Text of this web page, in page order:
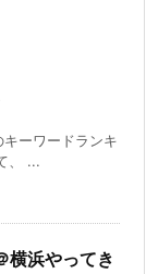
ーワードランキ
、 ...
浜やってき